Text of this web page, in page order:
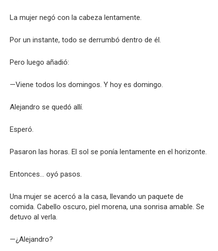
La mujer negó con la cabeza lentamente.
Por un instante, todo se derrumbó dentro de él.
Pero luego añadió:
—Viene todos los domingos. Y hoy es domingo.
Alejandro se quedó allí.
Esperó.
Pasaron las horas. El sol se ponía lentamente en el horizonte.
Entonces… oyó pasos.
Una mujer se acercó a la casa, llevando un paquete de
comida. Cabello oscuro, piel morena, una sonrisa amable. Se
detuvo al verla.
—¿Alejandro?